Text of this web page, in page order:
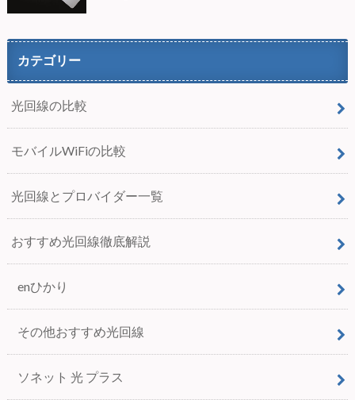
カテゴリー
光回線の比較
モバイルWiFiの比較
光回線とプロバイダー一覧
おすすめ光回線徹底解説
enひかり
その他おすすめ光回線
ソネット 光 プラス